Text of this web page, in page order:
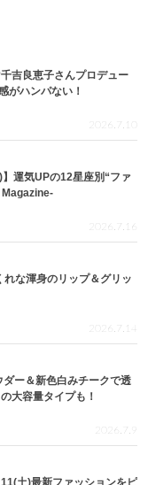
吉良恵子さんプロデュー
がハンパない！
2026.7.10
運気UPの12星座別“ファ
Magazine-
2026.7.16
な渾身のリップ＆グリッ
2026.7.14
ダー＆新色白みチークで透
大容量タイプも！
2026.7.9
土)最新ファッションをピ